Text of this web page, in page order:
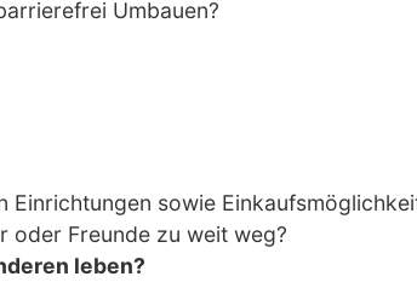
Umbauen?
Einrichtungen sowie
oder Freunde zu weit weg?
leben?